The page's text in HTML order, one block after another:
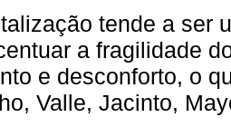
tende a ser
a fragilidade
e desconforto, o
Valle, Jacinto,